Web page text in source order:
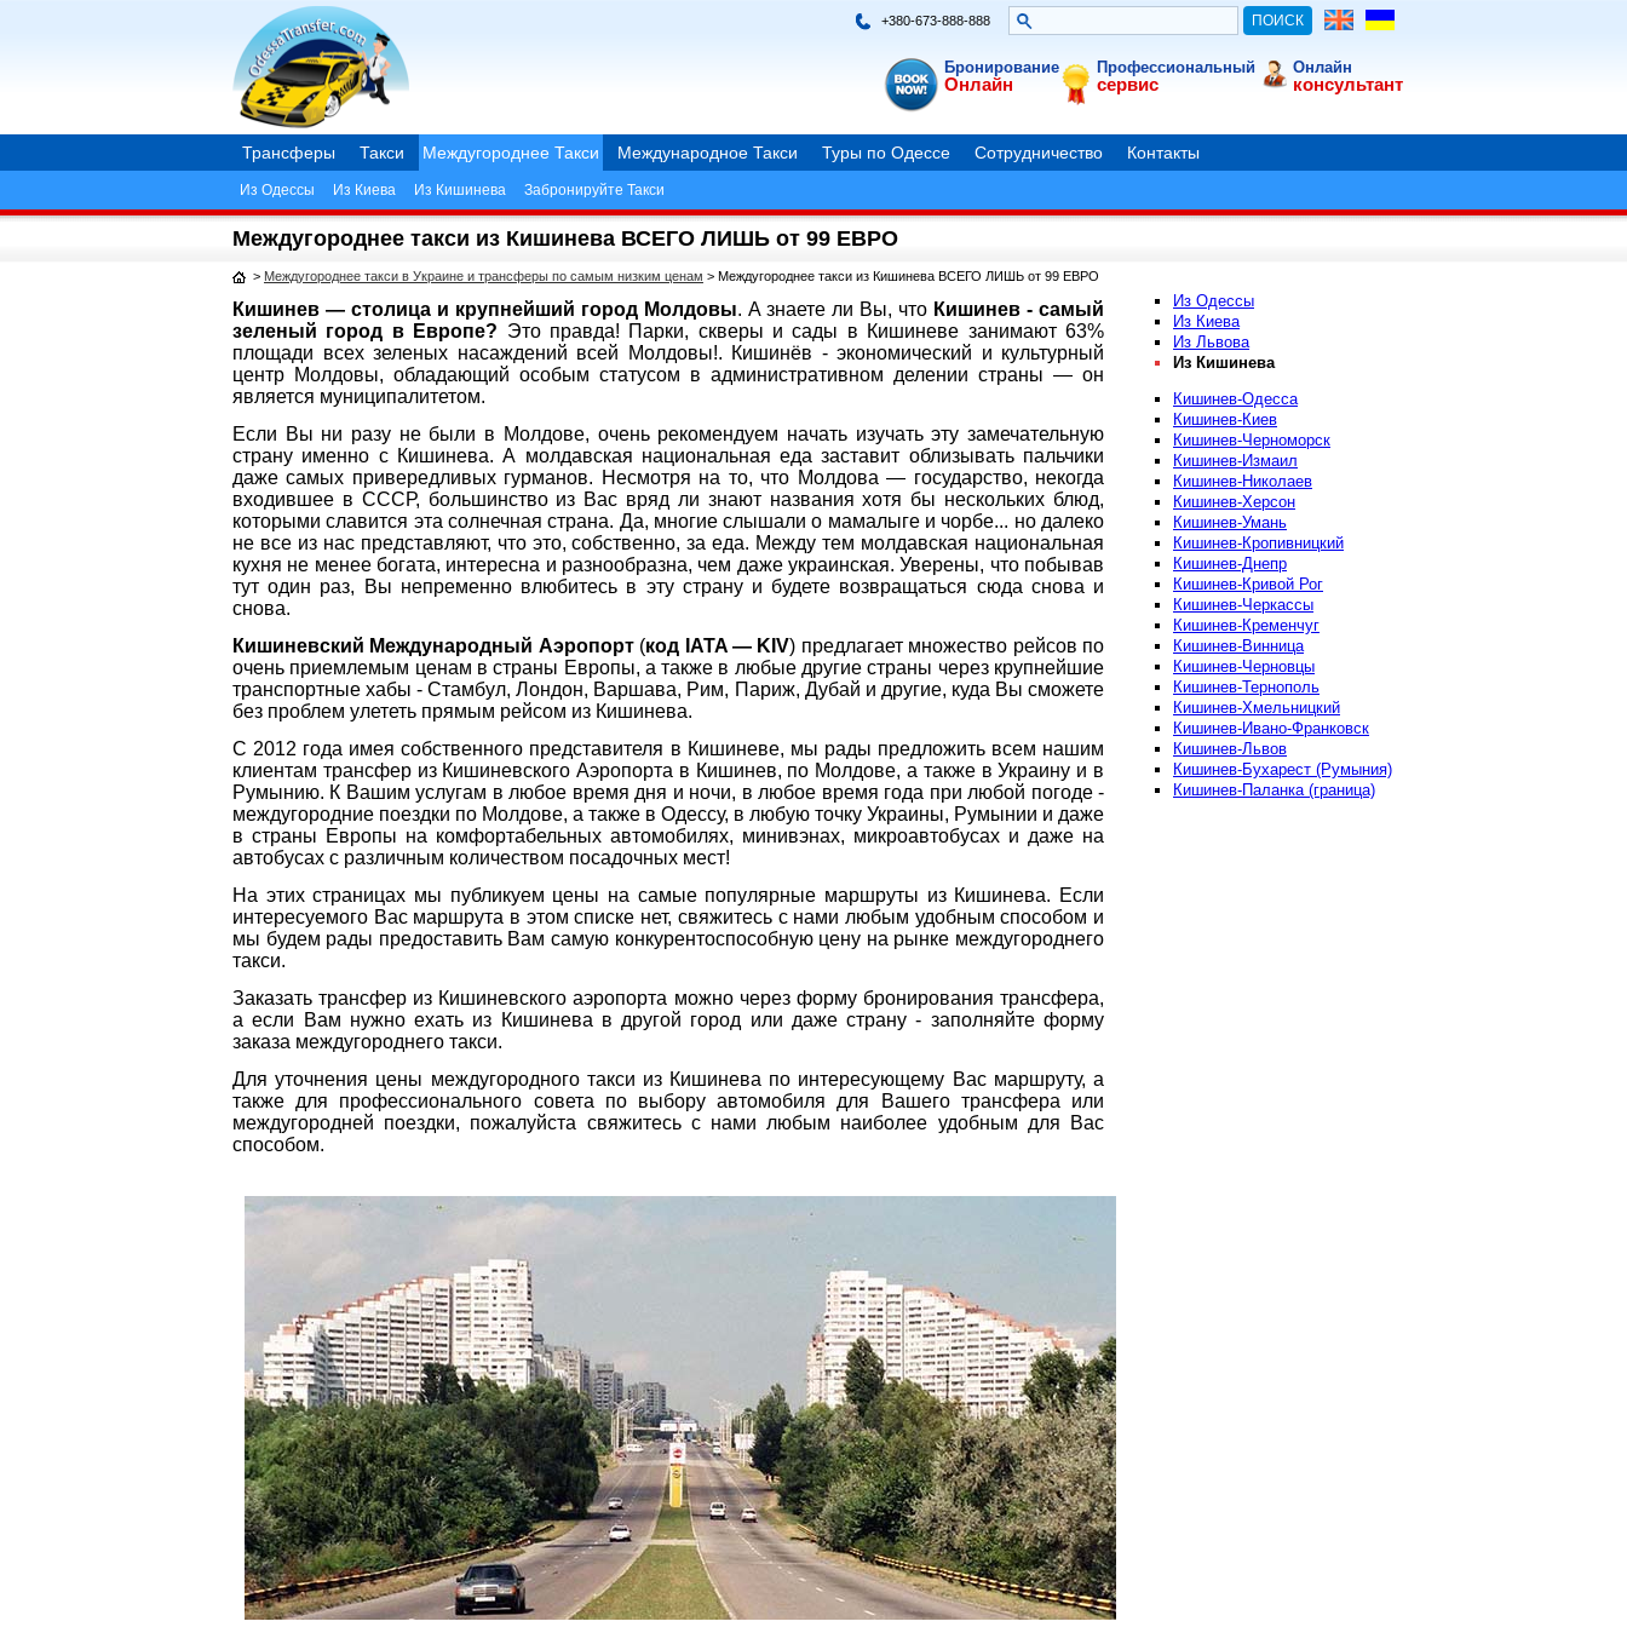
+380-673-888-888
Бронирование
Онлайн
Профессиональный
сервис
Онлайн
консультант
Трансферы Такси Междугороднее Такси Международное Такси Туры по Одессе Сотрудничество Контакты
Из Одессы Из Киева Из Кишинева Забронируйте Такси
Междугороднее такси из Кишинева ВСЕГО ЛИШЬ от 99 ЕВРО
> Междугороднее такси в Украине и трансферы по самым низким ценам > Междугороднее такси из Кишинева ВСЕГО ЛИШЬ от 99 ЕВРО
Кишинев — столица и крупнейший город Молдовы. А знаете ли Вы, что Кишинев - самый
зеленый город в Европе? Это правда! Парки, скверы и сады в Кишиневе занимают 63%
площади всех зеленых насаждений всей Молдовы!. Кишинёв - экономический и культурный
центр Молдовы, обладающий особым статусом в административном делении страны — он
является муниципалитетом.
Если Вы ни разу не были в Молдове, очень рекомендуем начать изучать эту замечательную
страну именно с Кишинева. А молдавская национальная еда заставит облизывать пальчики
даже самых привередливых гурманов. Несмотря на то, что Молдова — государство, некогда
входившее в СССР, большинство из Вас вряд ли знают названия хотя бы нескольких блюд,
которыми славится эта солнечная страна. Да, многие слышали о мамалыге и чорбе... но далеко
не все из нас представляют, что это, собственно, за еда. Между тем молдавская национальная
кухня не менее богата, интересна и разнообразна, чем даже украинская. Уверены, что побывав
тут один раз, Вы непременно влюбитесь в эту страну и будете возвращаться сюда снова и
снова.
Кишиневский Международный Аэропорт(код IATA — KIV) предлагает множество рейсов по
очень приемлемым ценам в страны Европы, а также в любые другие страны через крупнейшие
транспортные хабы - Стамбул, Лондон, Варшава, Рим, Париж, Дубай и другие, куда Вы сможете
без проблем улететь прямым рейсом из Кишинева.
С 2012 года имея собственного представителя в Кишиневе, мы рады предложить всем нашим
клиентам трансфер из Кишиневского Аэропорта в Кишинев, по Молдове, а также в Украину и в
Румынию. К Вашим услугам в любое время дня и ночи, в любое время года при любой погоде -
междугородние поездки по Молдове, а также в Одессу, в любую точку Украины, Румынии и даже
в страны Европы на комфортабельных автомобилях, минивэнах, микроавтобусах и даже на
автобусах с различным количеством посадочных мест!
На этих страницах мы публикуем цены на самые популярные маршруты из Кишинева. Если
интересуемого Вас маршрута в этом списке нет, свяжитесь с нами любым удобным способом и
мы будем рады предоставить Вам самую конкурентоспособную цену на рынке междугороднего
такси.
Заказать трансфер из Кишиневского аэропорта можно через форму бронирования трансфера,
а если Вам нужно ехать из Кишинева в другой город или даже страну - заполняйте форму
заказа междугороднего такси.
Для уточнения цены междугородного такси из Кишинева по интересующему Вас маршруту, а
также для профессионального совета по выбору автомобиля для Вашего трансфера или
междугородней поездки, пожалуйста свяжитесь с нами любым наиболее удобным для Вас
способом.
Из Одессы
Из Киева
Из Львова
Из Кишинева
Кишинев-Одесса
Кишинев-Киев
Кишинев-Черноморск
Кишинев-Измаил
Кишинев-Николаев
Кишинев-Херсон
Кишинев-Умань
Кишинев-Кропивницкий
Кишинев-Днепр
Кишинев-Кривой Рог
Кишинев-Черкассы
Кишинев-Кременчуг
Кишинев-Винница
Кишинев-Черновцы
Кишинев-Тернополь
Кишинев-Хмельницкий
Кишинев-Ивано-Франковск
Кишинев-Львов
Кишинев-Бухарест (Румыния)
Кишинев-Паланка (граница)